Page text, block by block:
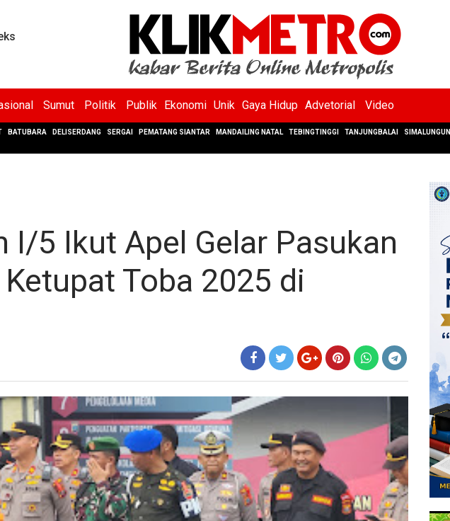
Sumut Politik Publik Ekonomi Unik Gaya Hidup Advetorial Video
BATUBARA DELISERDANG SERGAI PEMATANG SIANTAR MANDAILING NATAL TEBINGTINGGI TANJUNGBALAI SIMALUNGUN
I/5 Ikut Apel Gelar Pasukan
Toba 2025 di